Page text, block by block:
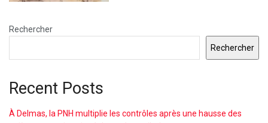
Rechercher
Rechercher
Recent Posts
À Delmas, la PNH multiplie les contrôles après une hausse des